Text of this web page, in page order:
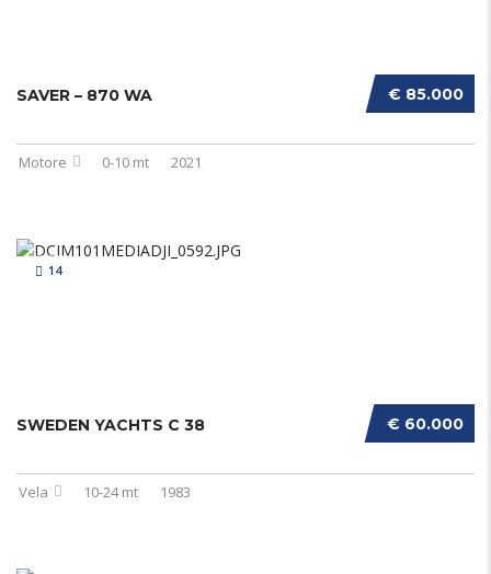
€ 85.000
SAVER – 870 WA
Motore 0-10 mt 2021
14
€ 60.000
SWEDEN YACHTS C 38
Vela 10-24 mt 1983